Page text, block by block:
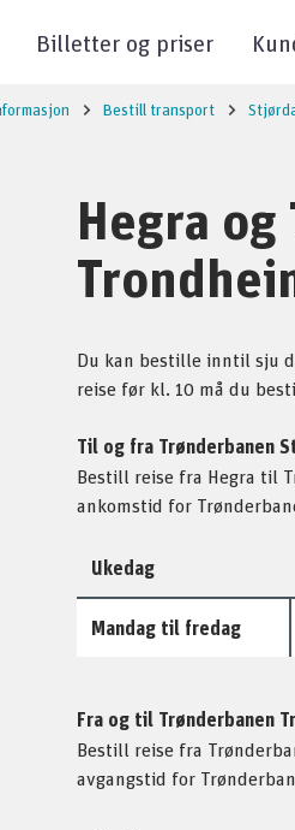
Billetter og priser
Bestill transport
Hegra
Du kan bestille inntil sju
reise før kl. 10 må du
Til og fra Trønderbanen
Bestill reise fra Hegra til
ankomstid for
Ukedag
Mandag til fredag
Fra og til Trønderbanen
Bestill reise fra
avgangstid for